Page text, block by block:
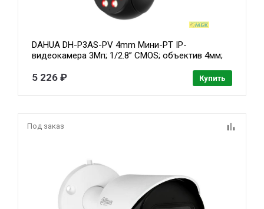
DAHUA DH-P3AS-PV 4mm Мини-PT IP-
видеокамера 3Мп; 1/2.8” CMOS; объектив 4мм;
красно-синей подсветкой, IP66, Wi-Fi( DH-IPC-
5 226 ₽ Купить
Под заказ